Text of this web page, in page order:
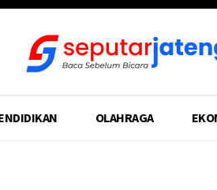
OLAHRAGA